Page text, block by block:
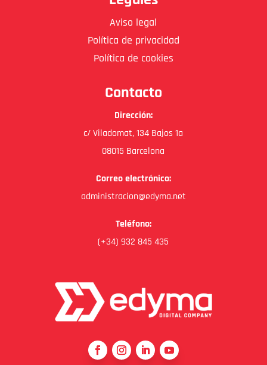
Aviso legal
Política de privacidad
Política de cookies
Contacto
Dirección:
c/ Viladomat, 134 Bajos 1a
08015 Barcelona
Correo electrónico:
administracion@edyma.net
Teléfono:
(+34) 932 845 435